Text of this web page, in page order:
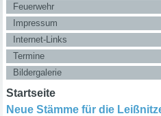
Feuerwehr
Impressum
Internet-Links
Termine
Bildergalerie
Startseite
Neue Stämme für die